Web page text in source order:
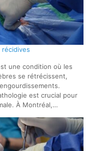
une condition où les
se rétrécissent,
est crucial pour
À Montréal,…